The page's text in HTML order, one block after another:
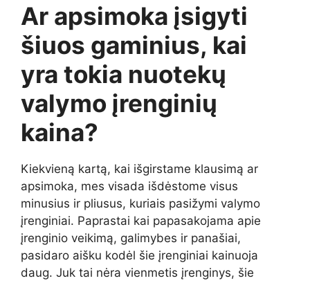
Ar apsimoka įsigyti
šiuos gaminius, kai
yra tokia nuotekų
valymo įrenginių
kaina?
Kiekvieną kartą, kai išgirstame klausimą ar
apsimoka, mes visada išdėstome visus
minusius ir pliusus, kuriais pasižymi valymo
įrenginiai. Paprastai kai papasakojama apie
įrenginio veikimą, galimybes ir panašiai,
pasidaro aišku kodėl šie įrenginiai kainuoja
daug. Juk tai nėra vienmetis įrenginys, šie